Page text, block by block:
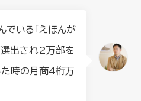
でいる「えほんが
選出され2万部を
時の月商4桁万